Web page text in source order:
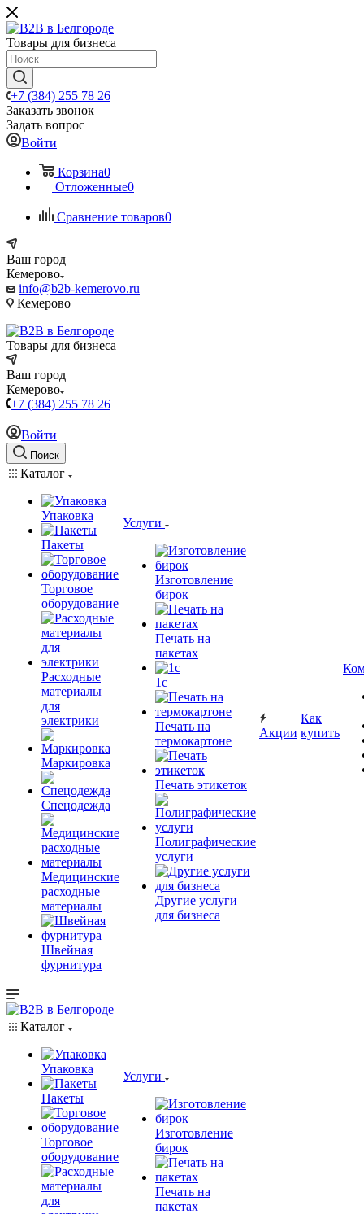
Товары для бизнеса
+7 (384) 255 78 26
Заказать звонок
Задать вопрос
Войти
Корзина0
Отложенные0
Сравнение товаров0
Ваш город
Кемерово
info@b2b-kemerovo.ru
Кемерово
Товары для бизнеса
Ваш город
Кемерово
+7 (384) 255 78 26
Войти
Поиск
Каталог
Упаковка
Пакеты
Торговое
оборудование
Расходные
материалы
для
электрики
Маркировка
Спецодежда
Медицинские
расходные
материалы
Швейная
фурнитура
Услуги
Изготовление
бирок
Печать на
пакетах
1c
Печать на
термокартоне
Печать этикеток
Полиграфические
услуги
Другие услуги
для бизнеса
Акции
Как
купить
Каталог
Упаковка
Пакеты
Торговое
оборудование
Услуги
Изготовление
бирок
Печать на
пакетах